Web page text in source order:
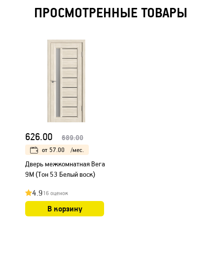
ПРОСМОТРЕННЫЕ ТОВАРЫ
626.00 689.00
от 57.00 /мес.
Дверь межкомнатная Вега
9М (Тон 53 Белый воск)
4.916 оценок
В корзину